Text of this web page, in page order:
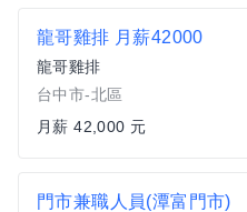
龍哥雞排 月薪42000
龍哥雞排
台中市-北區
月薪 42,000 元
門市兼職人員(潭富門市)